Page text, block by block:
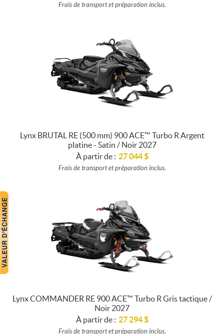
Frais de transport et préparation inclus.
Lynx BRUTAL RE (500 mm) 900 ACE™ Turbo R Argent
platine - Satin / Noir 2027
À partir de : 27 044$
Frais de transport et préparation inclus.
Lynx COMMANDER RE 900 ACE™ Turbo R Gris tactique /
Noir 2027
À partir de : 27 294$
Frais de transport et préparation inclus.